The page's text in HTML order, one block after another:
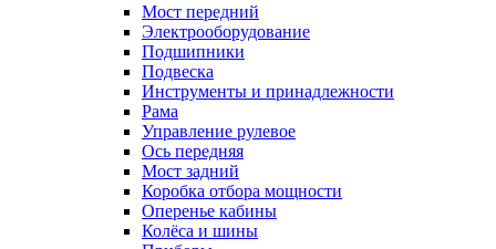
Мост передний
Электрооборудование
Подшипники
Подвеска
Инструменты и принадлежности
Рама
Управление рулевое
Ось передняя
Мост задний
Коробка отбора мощности
Оперенье кабины
Колёса и шины